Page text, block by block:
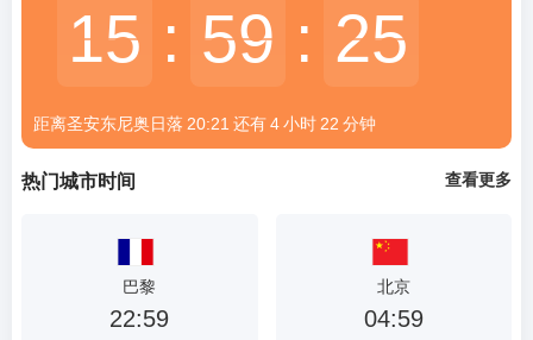
入
15
15 : 59
59 : 25
25
距离圣安东尼奥日落 20:21 还有4小时 22 分钟
热门城市时间 查看更多
巴黎
22:59
北京
04:59